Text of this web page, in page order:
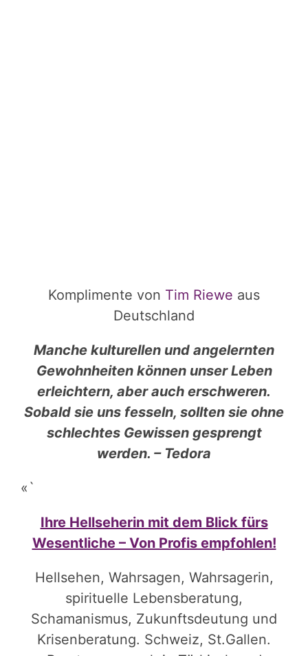
Komplimente von Tim Riewe aus
Deutschland
Manche kulturellen und angelernten
Gewohnheiten können unser Leben
erleichtern, aber auch erschweren.
Sobald sie uns fesseln, sollten sie ohne
schlechtes Gewissen gesprengt
werden. – Tedora
«`
Ihre Hellseherin mit dem Blick fürs
Wesentliche – Von Profis empfohlen!
Hellsehen, Wahrsagen, Wahrsagerin,
spirituelle Lebensberatung,
Schamanismus, Zukunftsdeutung und
Krisenberatung. Schweiz, St.Gallen.